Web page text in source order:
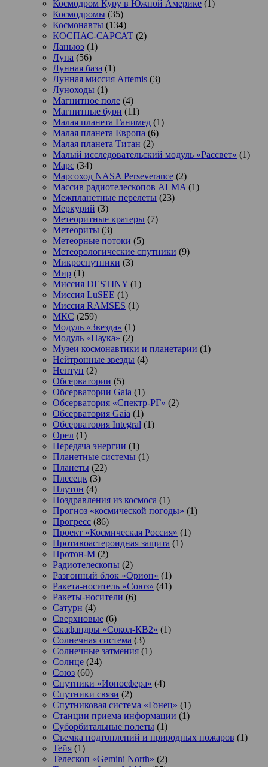
Космодром Куру в Южной Америке (1)
Космодромы (35)
Космонавты (134)
КОСПАС-САРСАТ (2)
Ланьюэ (1)
Луна (56)
Лунная база (1)
Лунная миссия Artemis (3)
Луноходы (1)
Магнитное поле (4)
Магнитные бури (11)
Малая планета Ганимед (1)
Малая планета Европа (6)
Малая планета Титан (2)
Малый исследовательский модуль «Рассвет» (1)
Марс (34)
Марсоход NASA Perseverance (2)
Массив радиотелескопов ALMA (1)
Межпланетные перелеты (23)
Меркурий (3)
Метеоритные кратеры (7)
Метеориты (3)
Метеорные потоки (5)
Метеорологические спутники (9)
Микроспутники (3)
Мир (1)
Миссия DESTINY (1)
Миссия LuSEE (1)
Миссия RAMSES (1)
МКС (259)
Модуль «Звезда» (1)
Модуль «Наука» (2)
Музеи космонавтики и планетарии (1)
Нейтронные звезды (4)
Нептун (2)
Обсерватории (5)
Обсерватории Gaia (1)
Обсерватория «Спектр-РГ» (2)
Обсерватория Gaia (1)
Обсерватория Integral (1)
Орел (1)
Передача энергии (1)
Планетные системы (1)
Планеты (22)
Плесецк (3)
Плутон (4)
Поздравления из космоса (1)
Прогноз «космической погоды» (1)
Прогресс (86)
Проект «Космическая Россия» (1)
Противоастероидная защита (1)
Протон-М (2)
Радиотелескопы (2)
Разгонный блок «Орион» (1)
Ракета-носитель «Союз» (41)
Ракеты-носители (6)
Сатурн (4)
Сверхновые (6)
Скафандры «Сокол-КВ2» (1)
Солнечная система (3)
Солнечные затмения (1)
Солнце (24)
Союз (60)
Спутники «Ионосфера» (4)
Спутники связи (2)
Спутниковая система «Гонец» (1)
Станции приема информации (1)
Суборбитальные полеты (1)
Съемка подтоплений и природных пожаров (1)
Тейя (1)
Телескоп «Gemini North» (2)